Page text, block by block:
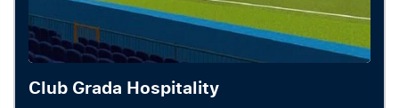
Club Grada Hospitality